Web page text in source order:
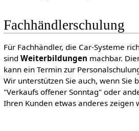
Fachhändlerschulung
Für Fachhändler, die Car-Systeme
sind Weiterbildungen machbar.
kann ein Termin zur
Wir unterstützen Sie auch, wenn Sie
"Verkaufs offener Sonntag" oder
Ihren Kunden etwas anderes zeigen